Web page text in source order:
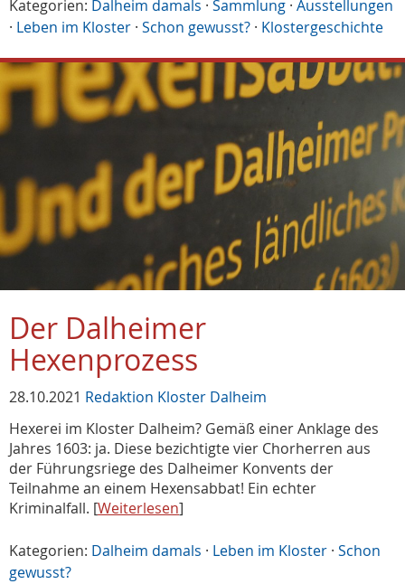
Kategorien: Dalheim damals · Sammlung · Ausstellungen
· Leben im Kloster · Schon gewusst? · Klostergeschichte
Der Dalheimer
Hexenprozess
28.10.2021 Redaktion Kloster Dalheim
Hexerei im Kloster Dalheim? Gemäß einer Anklage des
Jahres 1603: ja. Diese bezichtigte vier Chorherren aus
der Führungsriege des Dalheimer Konvents der
Teilnahme an einem Hexensabbat! Ein echter
Kriminalfall. [Weiterlesen]
Kategorien: Dalheim damals · Leben im Kloster · Schon
gewusst?